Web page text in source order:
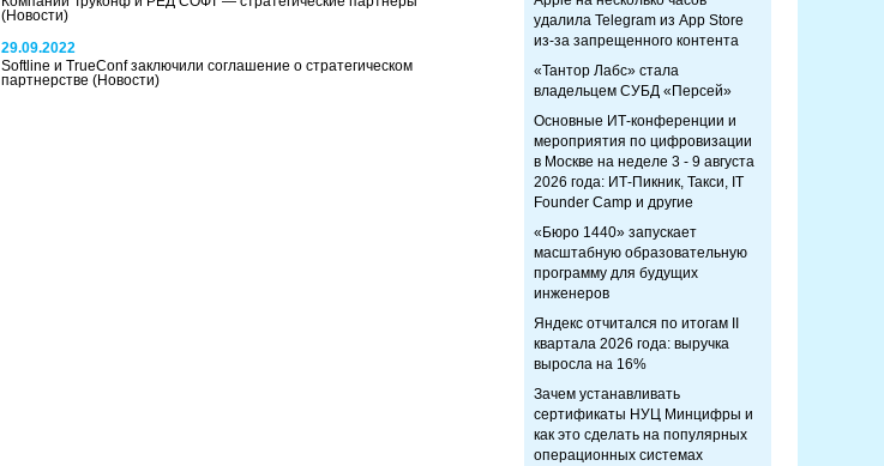
(Новости)
29.09.2022
Softline и TrueConf заключили соглашение о стратегическом
партнерстве (Новости)
удалила Telegram из App Store
из-за запрещенного контента
«Тантор Лабс» стала
владельцем СУБД «Персей»
Основные ИТ-конференции и
мероприятия по цифровизации
в Москве на неделе 3 - 9 августа
2026 года: ИТ-Пикник, Такси, IT
Founder Camp и другие
«Бюро 1440» запускает
масштабную образовательную
программу для будущих
инженеров
Яндекс отчитался по итогам II
квартала 2026 года: выручка
выросла на 16%
Зачем устанавливать
сертификаты НУЦ Минцифры и
как это сделать на популярных
операционных системах